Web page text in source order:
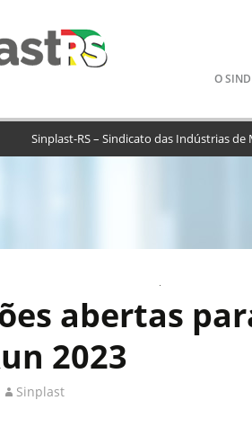
Pular
o
O
Sinplast-RS – Sindicato das Indústrias
abertas
2023
Sinplast